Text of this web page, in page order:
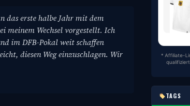
das erste halbe Jahr mit dem
meinem Wechsel vorgestellt. Ich
im DFB-Pokal weit schaffen
diesen Weg einzuschlagen. Wir
* Affiliate-
TAGS